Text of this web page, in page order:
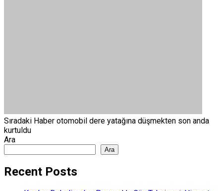
Sıradaki Haber otomobil dere yatağına düşmekten son anda
kurtuldu
Ara
Ara
Recent Posts